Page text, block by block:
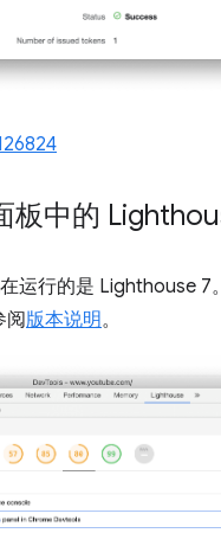
板中的
运行的是 Lighthouse 7
阅版本说明。